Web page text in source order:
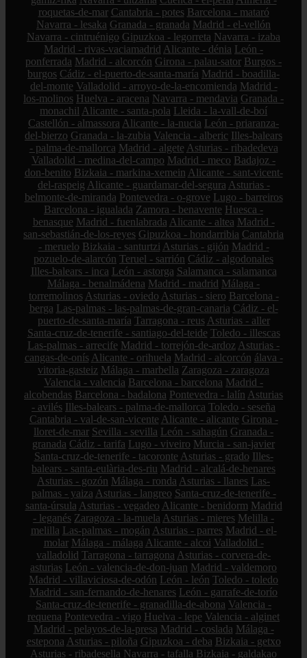
roquetas-de-mar Cantabria - potes Barcelona - mataró
Navarra - lesaka Granada - granada Madrid - el-vellón
Navarra - cintruénigo Gipuzkoa - legorreta Navarra - izaba
Madrid - rivas-vaciamadrid Alicante - dénia León -
ponferrada Madrid - alcorcón Girona - palau-sator Burgos -
burgos Cádiz - el-puerto-de-santa-maría Madrid - boadilla-
del-monte Valladolid - arroyo-de-la-encomienda Madrid -
los-molinos Huelva - aracena Navarra - mendavia Granada -
monachil Alicante - santa-pola Lleida - la-vall-de-boí
Castellón - almassora Alicante - la-nucia León - priaranza-
del-bierzo Granada - la-zubia Valencia - alberic Illes-balears
- palma-de-mallorca Madrid - algete Asturias - ribadedeva
Valladolid - medina-del-campo Madrid - meco Badajoz -
don-benito Bizkaia - markina-xemein Alicante - sant-vicent-
del-raspeig Alicante - guardamar-del-segura Asturias -
belmonte-de-miranda Pontevedra - o-grove Lugo - barreiros
Barcelona - igualada Zamora - benavente Huesca -
benasque Madrid - fuenlabrada Alicante - altea Madrid -
san-sebastián-de-los-reyes Gipuzkoa - hondarribia Cantabria
- meruelo Bizkaia - santurtzi Asturias - gijón Madrid -
pozuelo-de-alarcón Teruel - sarrión Cádiz - algodonales
Illes-balears - inca León - astorga Salamanca - salamanca
Málaga - benalmádena Madrid - madrid Málaga -
torremolinos Asturias - oviedo Asturias - siero Barcelona -
berga Las-palmas - las-palmas-de-gran-canaria Cádiz - el-
puerto-de-santa-maría Tarragona - reus Asturias - aller
Santa-cruz-de-tenerife - santiago-del-teide Toledo - illescas
Las-palmas - arrecife Madrid - torrejón-de-ardoz Asturias -
cangas-de-onís Alicante - orihuela Madrid - alcorcón álava -
vitoria-gasteiz Málaga - marbella Zaragoza - zaragoza
Valencia - valencia Barcelona - barcelona Madrid -
alcobendas Barcelona - badalona Pontevedra - lalín Asturias
- avilés Illes-balears - palma-de-mallorca Toledo - seseña
Cantabria - val-de-san-vicente Alicante - alicante Girona -
lloret-de-mar Sevilla - sevilla León - sahagún Granada -
granada Cádiz - tarifa Lugo - viveiro Murcia - san-javier
Santa-cruz-de-tenerife - tacoronte Asturias - grado Illes-
balears - santa-eulària-des-riu Madrid - alcalá-de-henares
Asturias - gozón Málaga - ronda Asturias - llanes Las-
palmas - yaiza Asturias - langreo Santa-cruz-de-tenerife -
santa-úrsula Asturias - vegadeo Alicante - benidorm Madrid
- leganés Zaragoza - la-muela Asturias - mieres Melilla -
melilla Las-palmas - mogán Asturias - parres Madrid - el-
molar Málaga - málaga Alicante - alcoi Valladolid -
valladolid Tarragona - tarragona Asturias - corvera-de-
asturias León - valencia-de-don-juan Madrid - valdemoro
Madrid - villaviciosa-de-odón León - león Toledo - toledo
Madrid - san-fernando-de-henares León - garrafe-de-torío
Santa-cruz-de-tenerife - granadilla-de-abona Valencia -
requena Pontevedra - vigo Huelva - lepe Valencia - alginet
Madrid - pelayos-de-la-presa Madrid - coslada Málaga -
estepona Asturias - piloña Gipuzkoa - deba Bizkaia - getxo
Asturias - ribadesella Navarra - tafalla Bizkaia - galdakao